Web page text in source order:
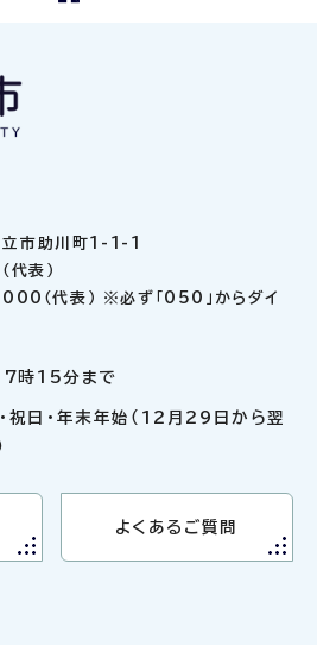
市助川町1-1-1
表）
（代表） ※必ず「050」からダイ
時15分まで
祝日・年末年始（12月29日から翌
よくあるご質問